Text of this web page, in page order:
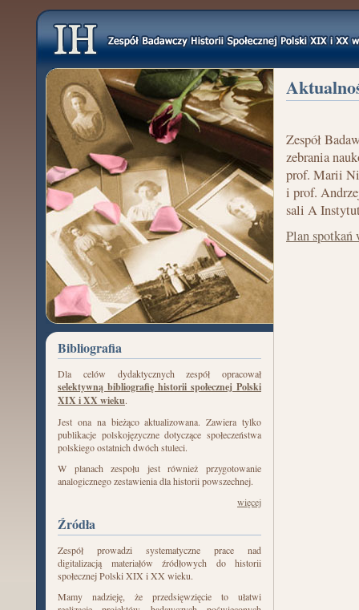
Zespół
zebrania
prof. Marii
i prof.
sali A
Plan spotkań
Bibliografia
Dla celów dydaktycznych zespół opracował
selektywną bibliografię historii społecznej Polski
XIX i XX wieku.
Jest ona na bieżąco aktualizowana. Zawiera tylko
publikacje polskojęzyczne dotyczące społeczeństwa
polskiego ostatnich dwóch stuleci.
W planach zespołu jest również przygotowanie
analogicznego zestawienia dla historii powszechnej.
więcej
Źródła
Zespół prowadzi systematyczne prace nad
digitalizacją materiałów źródłowych do historii
społecznej Polski XIX i XX wieku.
Mamy nadzieję, że przedsięwzięcie to ułatwi